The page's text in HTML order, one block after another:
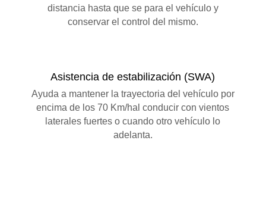
distancia hasta que se para el vehículo y
conservar el control del mismo.
Asistencia de estabilización (SWA)
Ayuda a mantener la trayectoria del vehículo por
encima de los 70 Km/hal conducir con vientos
laterales fuertes o cuando otro vehículo lo
adelanta.